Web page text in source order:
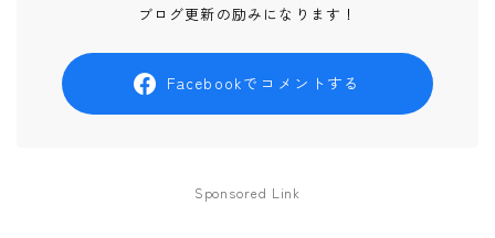
ブログ更新の励みになります！
Facebookでコメントする
Sponsored Link